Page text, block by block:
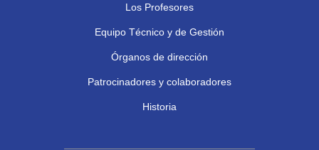
Los Profesores
Equipo Técnico y de Gestión
Órganos de dirección
Patrocinadores y colaboradores
Historia